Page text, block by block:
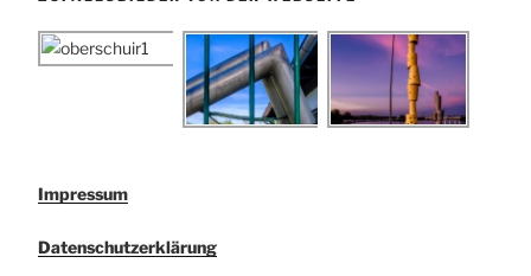
Impressum
Datenschutzerklärung